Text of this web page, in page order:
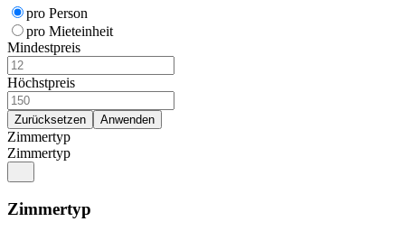
pro Person
pro Mieteinheit
Mindestpreis
Höchstpreis
Zimmertyp
Zimmertyp
Zimmertyp